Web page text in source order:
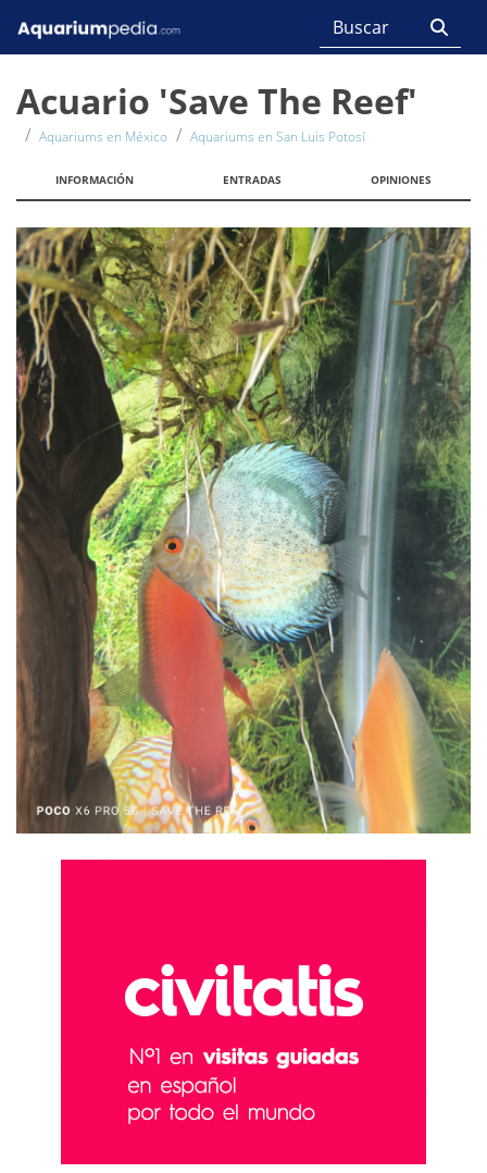
Acuario 'Save The Reef'
Aquariums en México Aquariums en San Luis Potosí
INFORMACIÓN ENTRADAS OPINIONES